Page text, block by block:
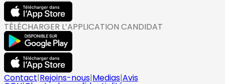
TÉLÉCHARGER L’APPLICATION CANDIDAT
Contact|Rejoins-nous|Medias|Avis